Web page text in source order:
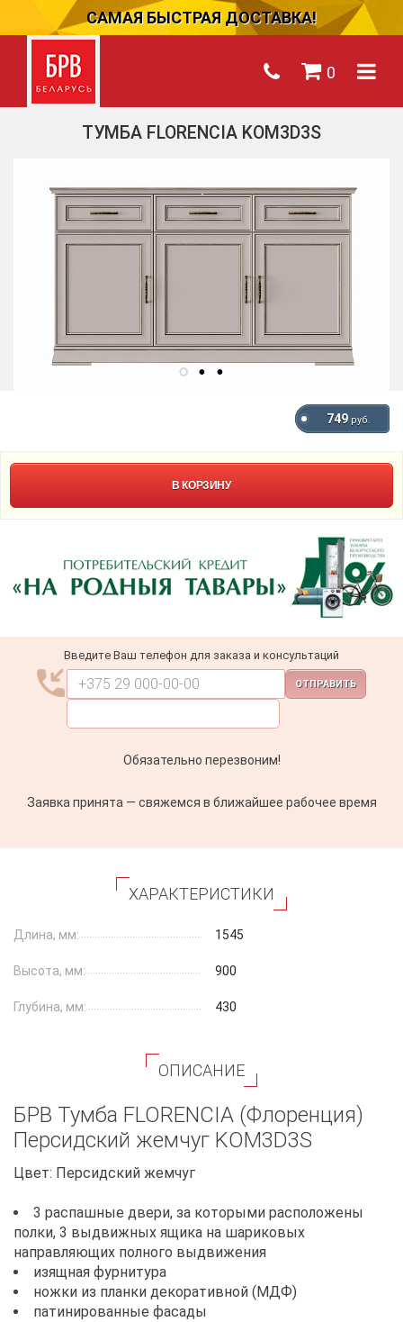
САМАЯ БЫСТРАЯ ДОСТАВКА!
0
ТУМБА FLORENCIA KOM3D3S
749 руб.
В КОРЗИНУ
Введите Ваш телефон для заказа и консультаций
ОТПРАВИТЬ
Обязательно перезвоним!
Заявка принята — свяжемся в ближайшее рабочее время
ХАРАКТЕРИСТИКИ
Длина, мм: 1545
Высота, мм: 900
Глубина, мм: 430
ОПИСАНИЕ
БРВ Тумба FLORENCIA (Флоренция)
Персидский жемчуг KOM3D3S
Цвет: Персидский жемчуг
3 распашные двери, за которыми расположены
полки, 3 выдвижных ящика на шариковых
направляющих полного выдвижения
изящная фурнитура
ножки из планки декоративной (МДФ)
патинированные фасады